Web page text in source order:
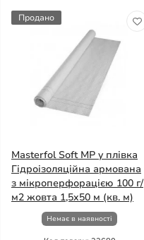
Продано
Masterfol Soft MP y плівка
Гідроізоляційна армована
з мікроперфорацією 100 г/
м2 жовта 1,5x50 м (кв. м)
Немає в наявності